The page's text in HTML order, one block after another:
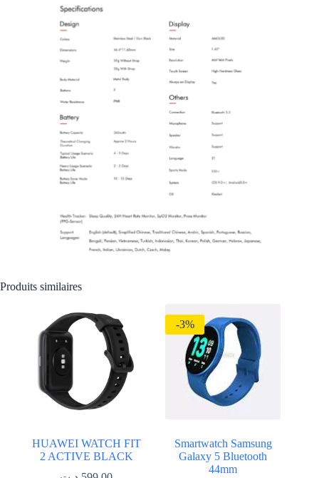
Produits similaires
HUAWEI WATCH FIT
2 ACTIVE BLACK
-3%
Smartwatch Samsung
Galaxy 5 Bluetooth
44mm